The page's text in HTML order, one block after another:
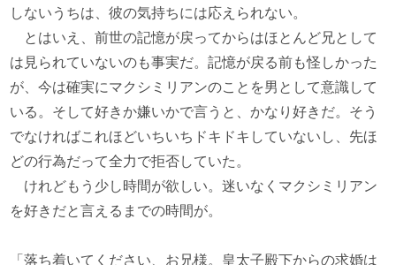
しないうちは、彼の気持ちには応えられない。
とはいえ、前世の記憶が戻ってからはほとんど兄として
は見られていないのも事実だ。記憶が戻る前も怪しかった
が、今は確実にマクシミリアンのことを男として意識して
いる。そして好きか嫌いかで言うと、かなり好きだ。そう
でなければこれほどいちいちドキドキしていないし、先ほ
どの行為だって全力で拒否していた。
けれどもう少し時間が欲しい。迷いなくマクシミリアン
を好きだと言えるまでの時間が。
「落ち着いてください、お兄様。皇太子殿下からの求婚は